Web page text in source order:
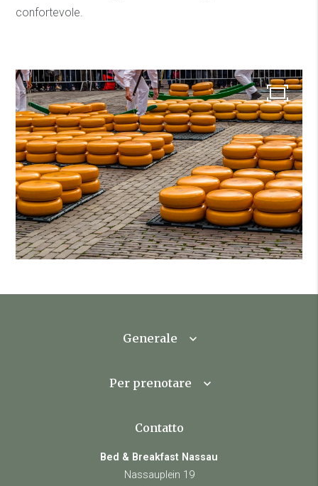
confortevole.
Generale
Per prenotare
Contatto
Bed & Breakfast Nassau
Nassauplein 19